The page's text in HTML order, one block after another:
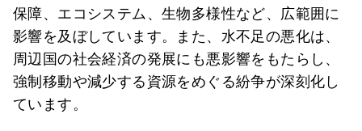
保障、エコシステム、生物多様性など、広範囲に
影響を及ぼしています。また、水不足の悪化は、
周辺国の社会経済の発展にも悪影響をもたらし、
強制移動や減少する資源をめぐる紛争が深刻化し
ています。